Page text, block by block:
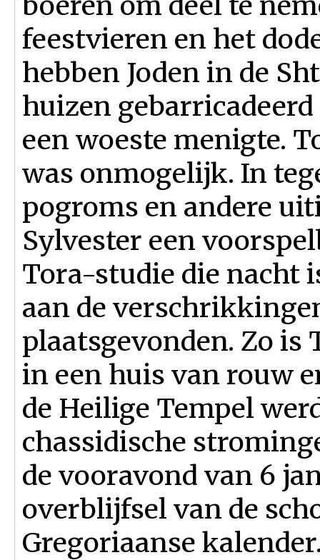
feestvieren en het
hebben Joden in de
huizen
een woeste menigte.
was onmogelijk. In
pogroms en andere
Sylvester een
Tora-studie die nacht
aan de
plaatsgevonden. Zo is
in een huis van rouw
de Heilige Tempel
chassidische
de vooravond van 6
overblijfsel van de
Gregoriaanse